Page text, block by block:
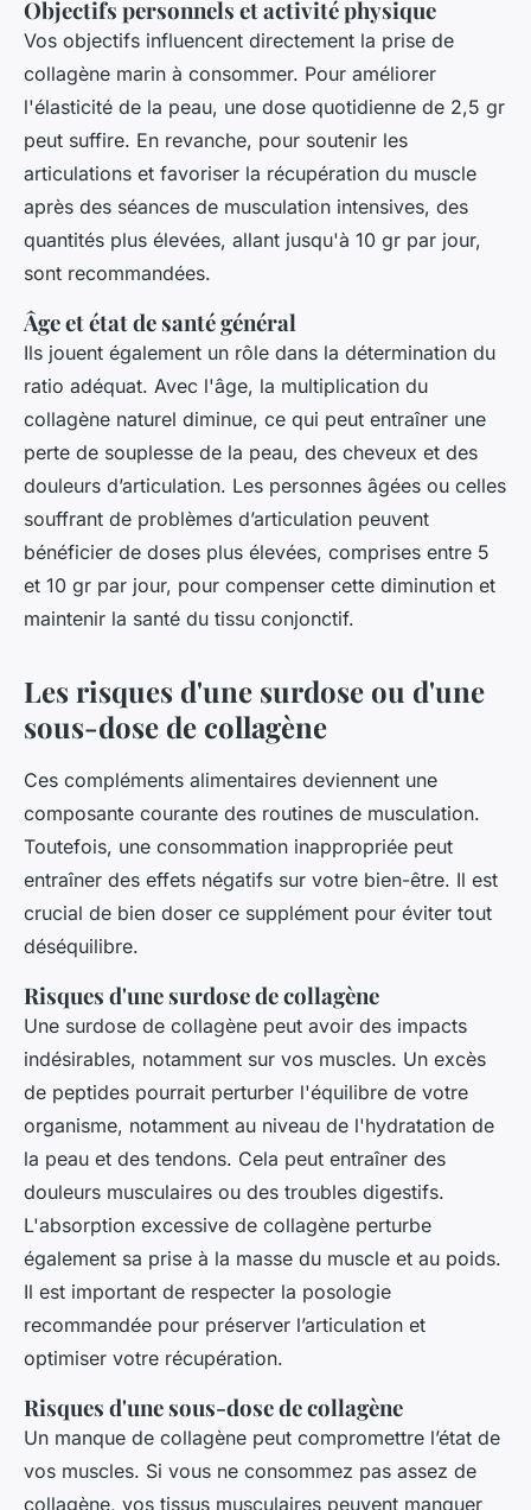
Objectifs personnels et activité physique
Vos objectifs influencent directement la prise de
collagène marin à consommer. Pour améliorer
l'élasticité de la peau, une dose quotidienne de 2,5 gr
peut suffire. En revanche, pour soutenir les
articulations et favoriser la récupération du muscle
après des séances de musculation intensives, des
quantités plus élevées, allant jusqu'à 10 gr par jour,
sont recommandées.
Âge et état de santé général
Ils jouent également un rôle dans la détermination du
ratio adéquat. Avec l'âge, la multiplication du
collagène naturel diminue, ce qui peut entraîner une
perte de souplesse de la peau, des cheveux et des
douleurs d’articulation. Les personnes âgées ou celles
souffrant de problèmes d’articulation peuvent
bénéficier de doses plus élevées, comprises entre 5
et 10 gr par jour, pour compenser cette diminution et
maintenir la santé du tissu conjonctif.
Les risques d'une surdose ou d'une
sous-dose de collagène
Ces compléments alimentaires deviennent une
composante courante des routines de musculation.
Toutefois, une consommation inappropriée peut
entraîner des effets négatifs sur votre bien-être. Il est
crucial de bien doser ce supplément pour éviter tout
déséquilibre.
Risques d'une surdose de collagène
Une surdose de collagène peut avoir des impacts
indésirables, notamment sur vos muscles. Un excès
de peptides pourrait perturber l'équilibre de votre
organisme, notamment au niveau de l'hydratation de
la peau et des tendons. Cela peut entraîner des
douleurs musculaires ou des troubles digestifs.
L'absorption excessive de collagène perturbe
également sa prise à la masse du muscle et au poids.
Il est important de respecter la posologie
recommandée pour préserver l’articulation et
optimiser votre récupération.
Risques d'une sous-dose de collagène
Un manque de collagène peut compromettre l’état de
vos muscles. Si vous ne consommez pas assez de
collagène, vos tissus musculaires peuvent manquer